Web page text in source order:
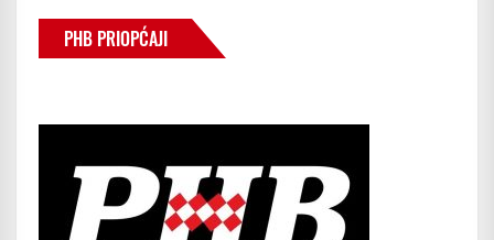
PHB PRIOPĆAJI